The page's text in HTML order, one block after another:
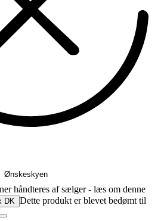
Ønskeskyen
håndteres af sælger - læs om denne
DK Dette produkt er blevet bedømt til